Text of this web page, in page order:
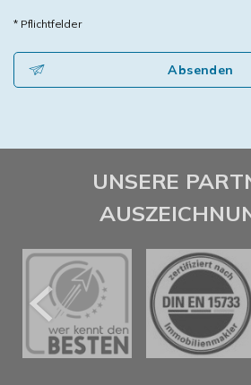
* Pflichtfelder
Absenden
UNSERE